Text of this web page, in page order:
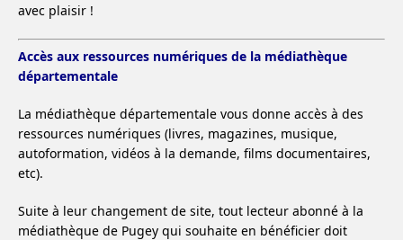
avec plaisir !
Accès aux ressources numériques de la médiathèque
départementale
La médiathèque départementale vous donne accès à des
ressources numériques (livres, magazines, musique,
autoformation, vidéos à la demande, films documentaires,
etc).
Suite à leur changement de site, tout lecteur abonné à la
médiathèque de Pugey qui souhaite en bénéficier doit